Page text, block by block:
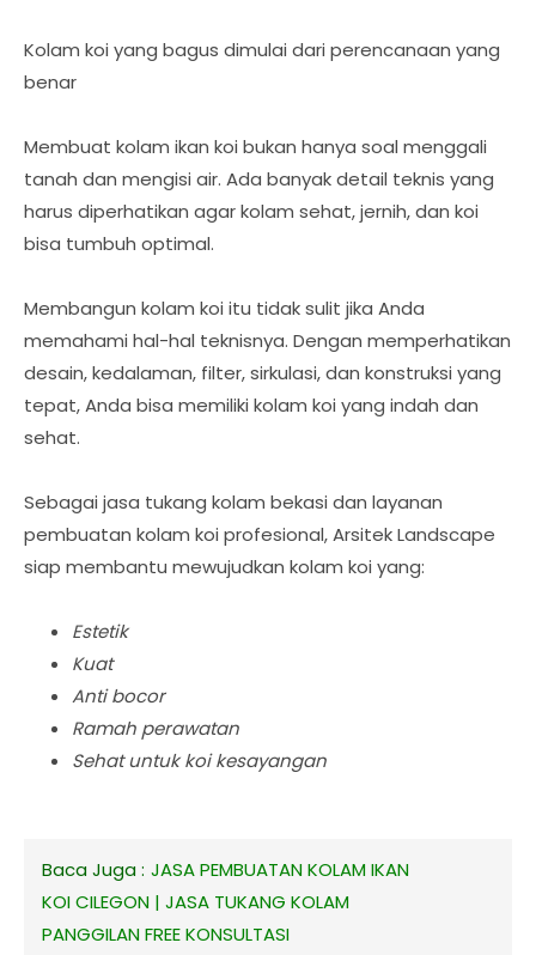
Kolam koi yang bagus dimulai dari perencanaan yang
benar
Membuat kolam ikan koi bukan hanya soal menggali
tanah dan mengisi air. Ada banyak detail teknis yang
harus diperhatikan agar kolam sehat, jernih, dan koi
bisa tumbuh optimal.
Membangun kolam koi itu tidak sulit jika Anda
memahami hal-hal teknisnya. Dengan memperhatikan
desain, kedalaman, filter, sirkulasi, dan konstruksi yang
tepat, Anda bisa memiliki kolam koi yang indah dan
sehat.
Sebagai jasa tukang kolam bekasi dan layanan
pembuatan kolam koi profesional, Arsitek Landscape
siap membantu mewujudkan kolam koi yang:
Estetik
Kuat
Anti bocor
Ramah perawatan
Sehat untuk koi kesayangan
Baca Juga : JASA PEMBUATAN KOLAM IKAN
KOI CILEGON | JASA TUKANG KOLAM
PANGGILAN FREE KONSULTASI